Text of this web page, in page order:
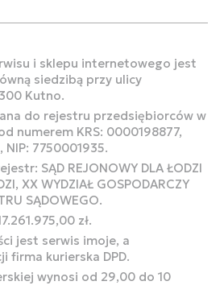
i sklepu internetowego jest
siedzibą przy ulicy
Kutno.
do rejestru przedsiębiorców w
numerem KRS: 0000198877,
7750001935.
SĄD REJONOWY DLA ŁODZI
XX WYDZIAŁ GOSPODARCZY
SĄDOWEGO.
zł.
jest serwis imoje, a
firma kurierska DPD.
wynosi od 29,00 do 10